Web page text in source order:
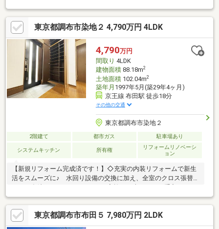
間です。◇ゆとりの4LDK大型戸建と南庭スペース すっきりとし
た整形地で、前面道路は幅員5mと車の出し入れもスムーズで
す！ 南側には陽だまりの庭スペースがあり、ガーデニングやお
子様の遊び場としてもお楽しみいただけます。◇生活動線に優れ
た間取りと充実の収納設備もご注目♪ 人気の1階LDKに水回りと
居室1部屋を集約し、家事動線が良く暮らしやすい設計です。
WICやロフト、便利なキッチン横収納も完備◎
東京都調布市染地２ 4,790万円 4LDK
4,790万円
間取り 4LDK
建物面積88.18m2
土地面積102.04m2
築年月 1997年5月(築29年4ヶ月)
京王線 布田駅 徒歩18分
その他の交通
東京都調布市染地２
2階建て 都市ガス 駐車場あり
システムキッチン 所有権
リフォームリノベーシ
ョン
【新規リフォーム完成済です！】◇充実の内装リフォームで新生
活をスムーズに♪ 水回り設備の交換に加え、全室のクロス張替え
で、引き渡し後すぐにきれいな状態で新生活をスタートしていた
だけます♪◇道路から奥まったプライベート感のある立地で
す。 通行人の視線が気になりにくく、静かな住環境も魅力
的。 玄関を開けてすぐにお子様が道路へ飛び出す心配もないた
東京都調布市布田５ 7,980万円 2LDK